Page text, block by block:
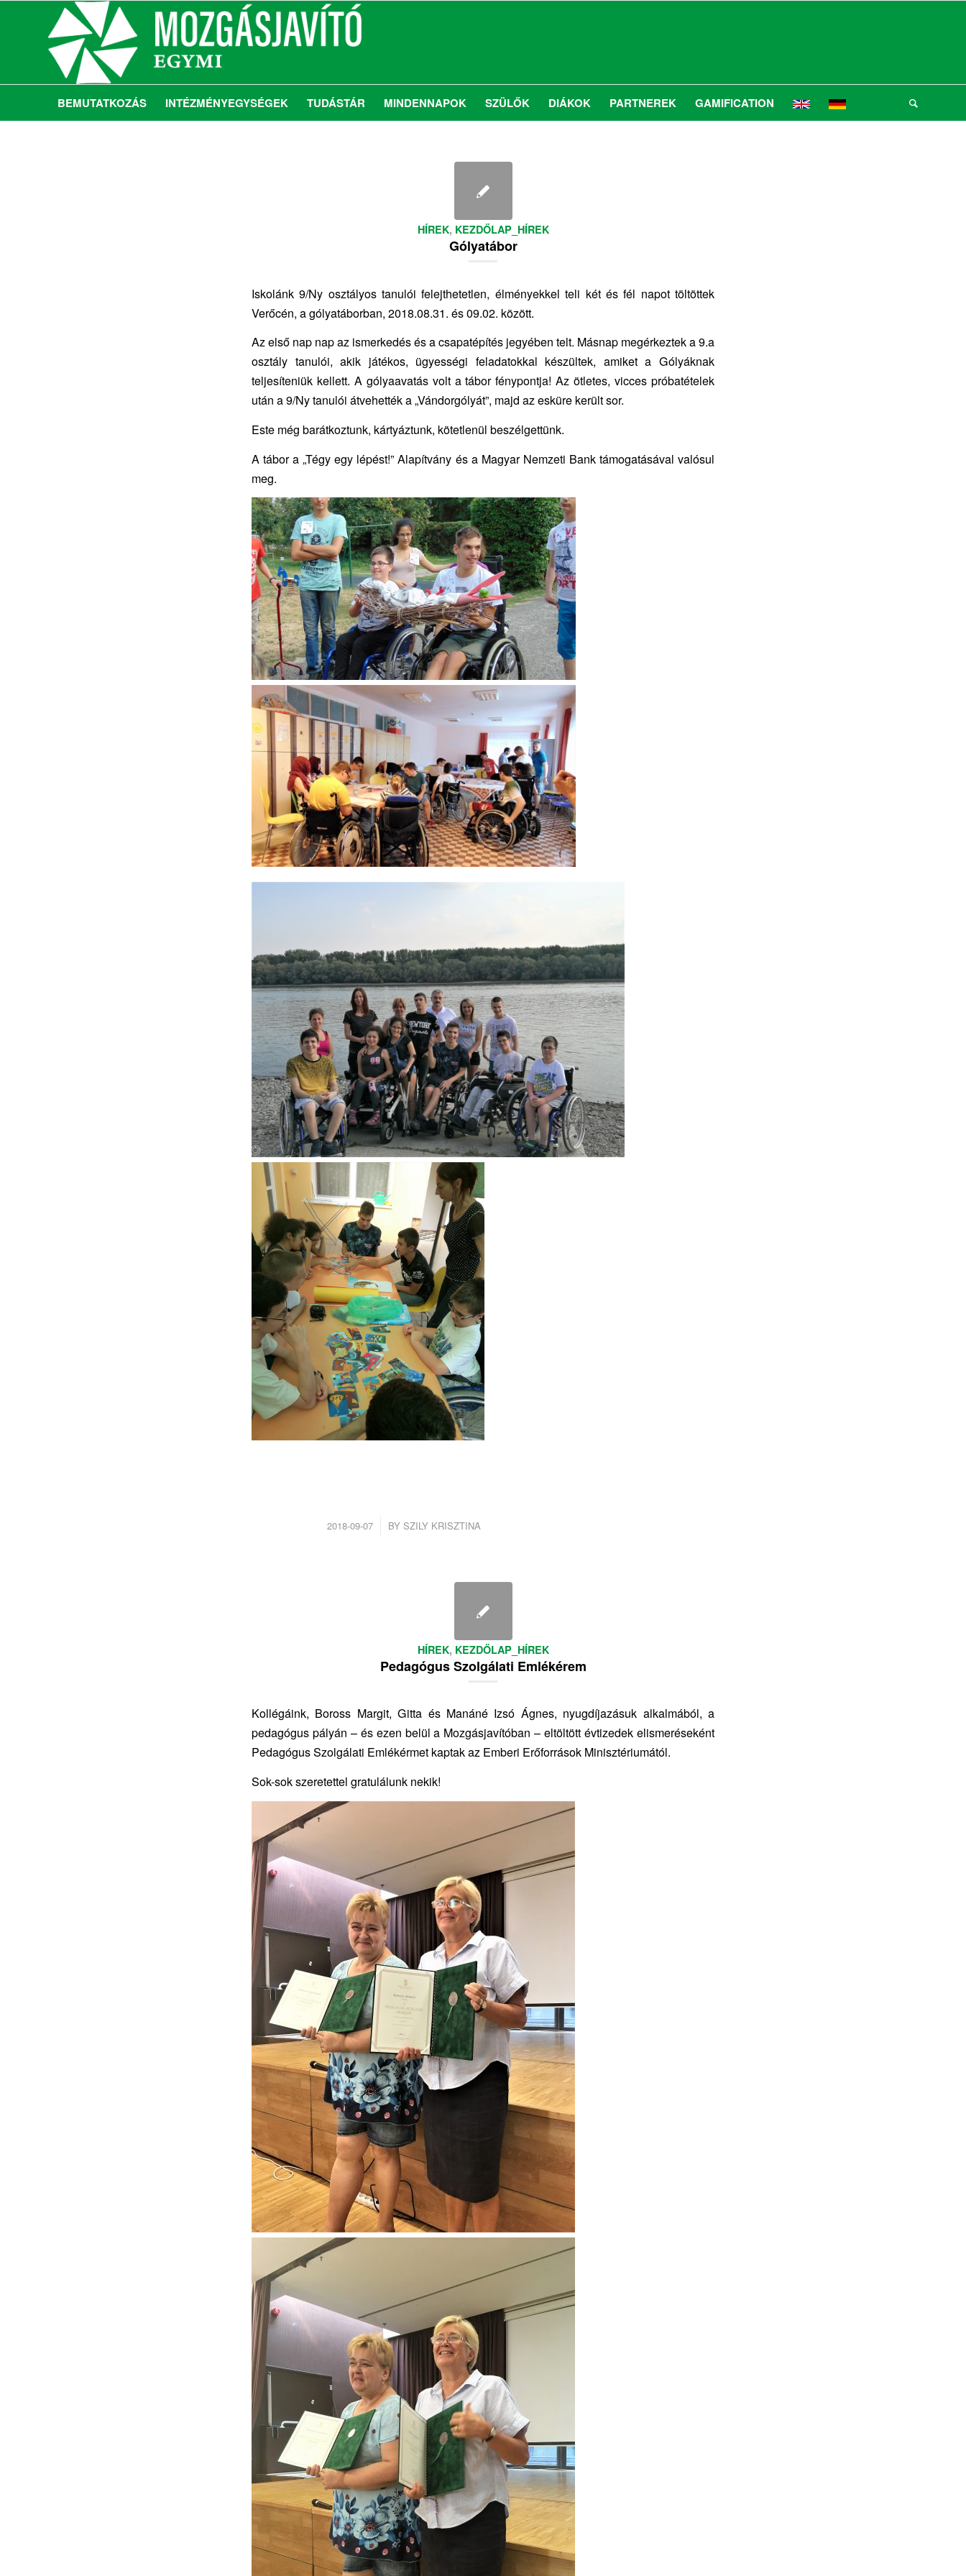
BEMUTATKOZÁS INTÉZMÉNYEGYSÉGEK TUDÁSTÁR MINDENNAPOK SZÜLŐK DIÁKOK PARTNEREK GAMIFICATION
HÍREK, KEZDŐLAP_HÍREK
Gólyatábor
Iskolánk 9/Ny osztályos tanulói felejthetetlen, élményekkel teli két és fél napot töltöttek
Verőcén, a gólyatáborban, 2018.08.31. és 09.02. között.
Az első nap nap az ismerkedés és a csapatépítés jegyében telt. Másnap megérkeztek a 9.a
osztály tanulói, akik játékos, ügyességi feladatokkal készültek, amiket a Gólyáknak
teljesíteniük kellett. A gólyaavatás volt a tábor fénypontja! Az ötletes, vicces próbatételek
után a 9/Ny tanulói átvehették a „Vándorgólyát”, majd az esküre került sor.
Este még barátkoztunk, kártyáztunk, kötetlenül beszélgettünk.
A tábor a „Tégy egy lépést!” Alapítvány és a Magyar Nemzeti Bank támogatásával valósul
meg.
2018-09-07
/ BY SZILY KRISZTINA
HÍREK, KEZDŐLAP_HÍREK
Pedagógus Szolgálati Emlékérem
Kollégáink, Boross Margit, Gitta és Manáné Izsó Ágnes, nyugdíjazásuk alkalmából, a
pedagógus pályán – és ezen belül a Mozgásjavítóban – eltöltött évtizedek elismeréseként
Pedagógus Szolgálati Emlékérmet kaptak az Emberi Erőforrások Minisztériumától.
Sok-sok szeretettel gratulálunk nekik!